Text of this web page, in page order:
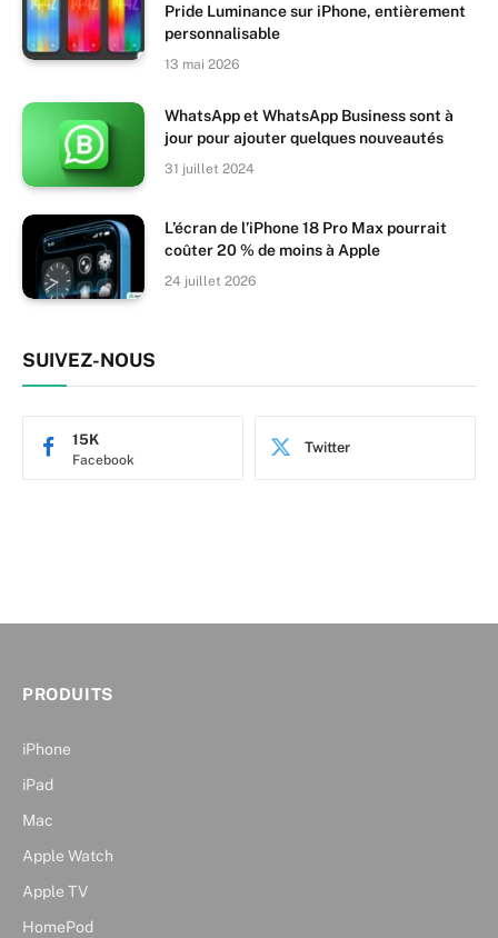
Pride Luminance sur iPhone, entièrement
personnalisable
13 mai 2026
WhatsApp et WhatsApp Business sont à
jour pour ajouter quelques nouveautés
31 juillet 2024
L’écran de l’iPhone 18 Pro Max pourrait
coûter 20 % de moins à Apple
24 juillet 2026
SUIVEZ-NOUS
Facebook
15K Twitter
PRODUITS
iPhone
iPad
Mac
Apple Watch
Apple TV
HomePod